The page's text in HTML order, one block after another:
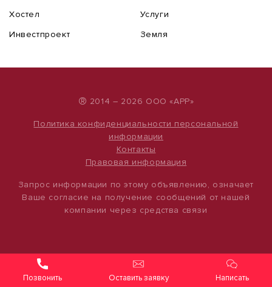
Хостел
Инвестпроект
Услуги
Земля
® 2014 – 2026 ООО «АРР»
Политика конфиденциальности персональной
информации
Контакты
Правовая информация
Запрос информации по этому объявлению, означает
Ваше согласие на получение сообщений от нашей
компании через средства связи
Оставить заявку Написать